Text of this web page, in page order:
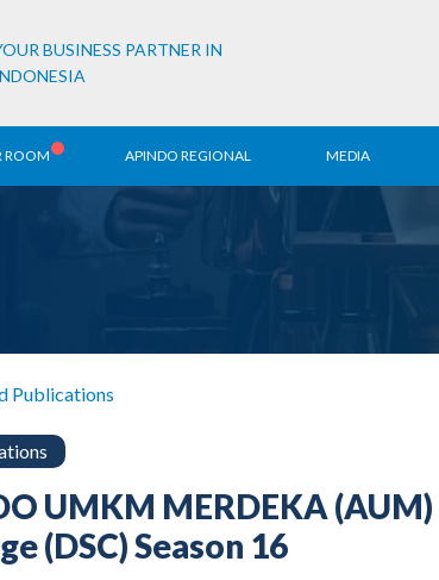
BUSINESS PARTNER IN
ROOM APINDO REGIONAL
APINDO Regional
MEDIA
Press Conference
Publications
UMKM MERDEKA
(DSC) Season 16